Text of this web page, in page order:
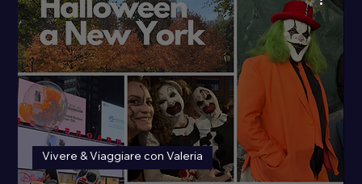
Vivere & Viaggiare con Valeria